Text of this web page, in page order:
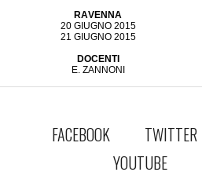
RAVENNA
20 GIUGNO 2015
21 GIUGNO 2015
DOCENTI
E. ZANNONI
FACEBOOK TWITTER
YOUTUBE